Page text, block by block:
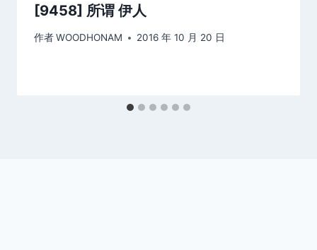
[9458] 所谓 伊人
作者WOODHONAM 2016 年 10 月 20 日